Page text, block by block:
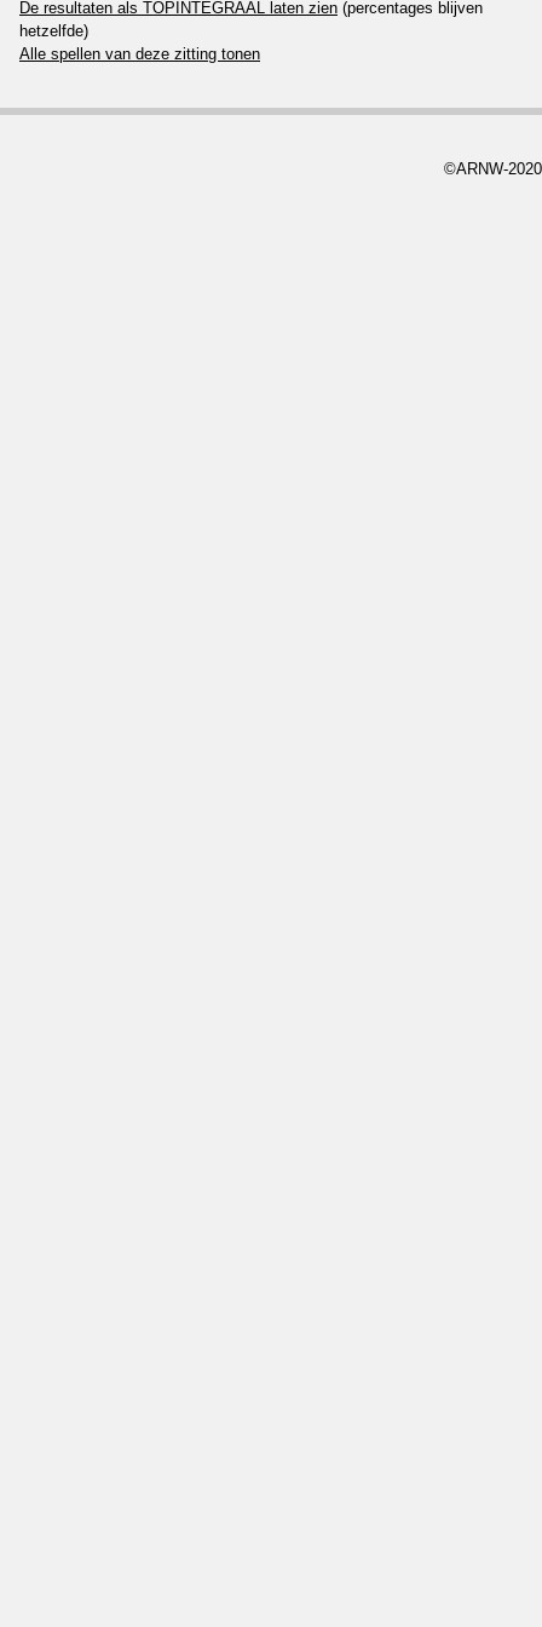
De resultaten als TOPINTEGRAAL laten zien (percentages blijven
hetzelfde)
Alle spellen van deze zitting tonen
©ARNW-2020